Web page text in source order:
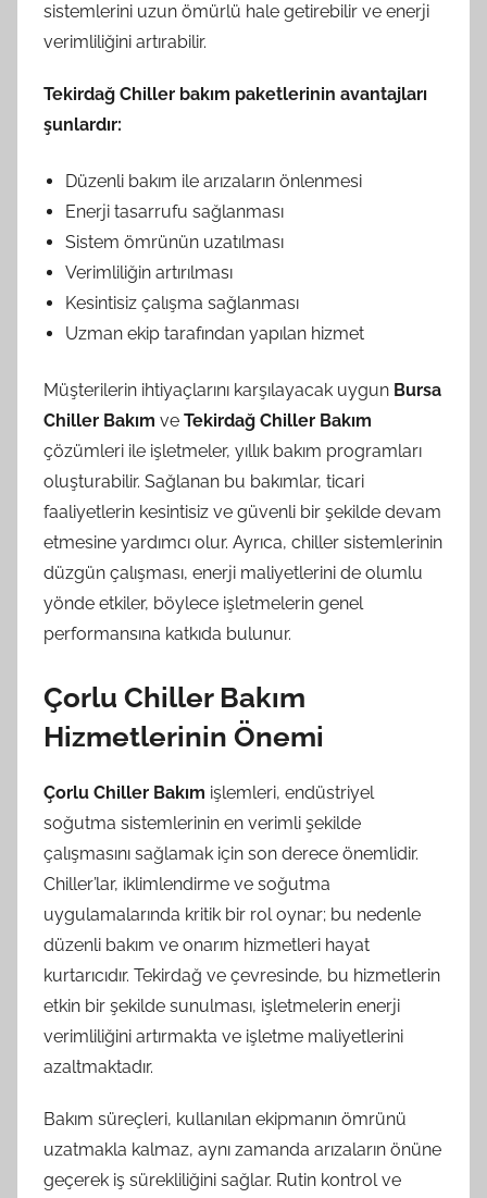
sistemlerini uzun ömürlü hale getirebilir ve enerji
verimliliğini artırabilir.
Tekirdağ Chiller bakım paketlerinin avantajları
şunlardır:
Düzenli bakım ile arızaların önlenmesi
Enerji tasarrufu sağlanması
Sistem ömrünün uzatılması
Verimliliğin artırılması
Kesintisiz çalışma sağlanması
Uzman ekip tarafından yapılan hizmet
Müşterilerin ihtiyaçlarını karşılayacak uygun Bursa
Chiller Bakım ve Tekirdağ Chiller Bakım
çözümleri ile işletmeler, yıllık bakım programları
oluşturabilir. Sağlanan bu bakımlar, ticari
faaliyetlerin kesintisiz ve güvenli bir şekilde devam
etmesine yardımcı olur. Ayrıca, chiller sistemlerinin
düzgün çalışması, enerji maliyetlerini de olumlu
yönde etkiler, böylece işletmelerin genel
performansına katkıda bulunur.
Çorlu Chiller Bakım
Hizmetlerinin Önemi
Çorlu Chiller Bakım işlemleri, endüstriyel
soğutma sistemlerinin en verimli şekilde
çalışmasını sağlamak için son derece önemlidir.
Chiller’lar, iklimlendirme ve soğutma
uygulamalarında kritik bir rol oynar; bu nedenle
düzenli bakım ve onarım hizmetleri hayat
kurtarıcıdır. Tekirdağ ve çevresinde, bu hizmetlerin
etkin bir şekilde sunulması, işletmelerin enerji
verimliliğini artırmakta ve işletme maliyetlerini
azaltmaktadır.
Bakım süreçleri, kullanılan ekipmanın ömrünü
uzatmakla kalmaz, aynı zamanda arızaların önüne
geçerek iş sürekliliğini sağlar. Rutin kontrol ve